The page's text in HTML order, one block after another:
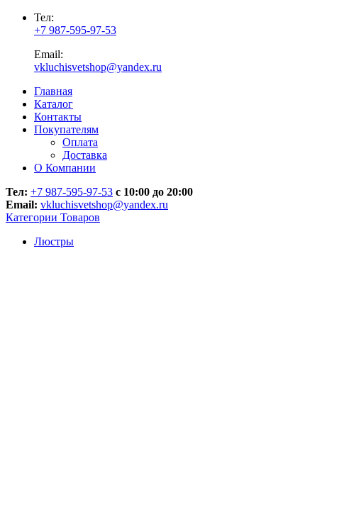
Тел:
+7 987-595-97-53
Email:
vkluchisvetshop@yandex.ru
Главная
Каталог
Контакты
Покупателям
Оплата
Доставка
О Компании
Тел: +7 987-595-97-53 с 10:00 до 20:00
Email: vkluchisvetshop@yandex.ru
Категории Товаров
Люстры